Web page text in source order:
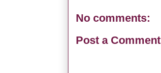
No comments:
Post a Comment